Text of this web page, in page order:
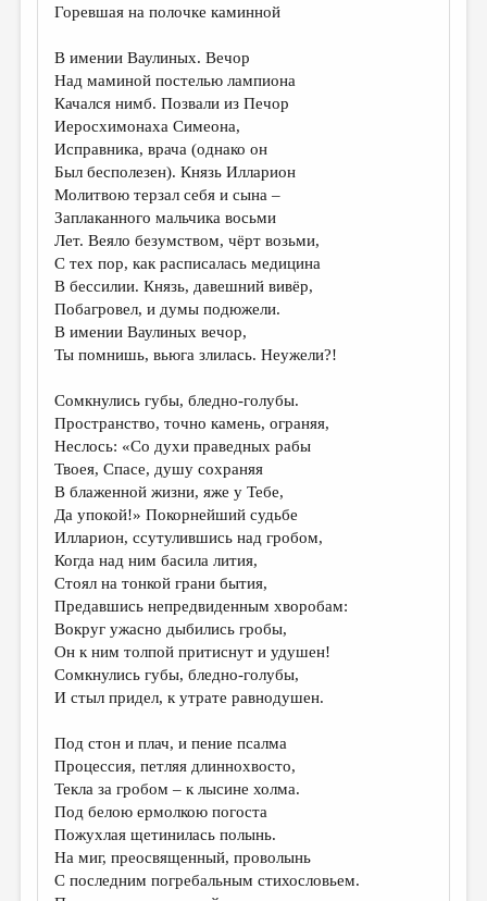
Горевшая на полочке каминной
В имении Ваулиных. Вечор
Над маминой постелью лампиона
Качался нимб. Позвали из Печор
Иеросхимонаха Симеона,
Исправника, врача (однако он
Был бесполезен). Князь Илларион
Молитвою терзал себя и сына –
Заплаканного мальчика восьми
Лет. Веяло безумством, чёрт возьми,
С тех пор, как расписалась медицина
В бессилии. Князь, давешний вивёр,
Побагровел, и думы подюжели.
В имении Ваулиных вечор,
Ты помнишь, вьюга злилась. Неужели?!
Сомкнулись губы, бледно-голубы.
Пространство, точно камень, ограняя,
Неслось: «Со духи праведных рабы
Твоея, Спасе, душу сохраняя
В блаженной жизни, яже у Тебе,
Да упокой!» Покорнейший судьбе
Илларион, ссутулившись над гробом,
Когда над ним басила лития,
Стоял на тонкой грани бытия,
Предавшись непредвиденным хворобам:
Вокруг ужасно дыбились гробы,
Он к ним толпой притиснут и удушен!
Сомкнулись губы, бледно-голубы,
И стыл придел, к утрате равнодушен.
Под стон и плач, и пение псалма
Процессия, петляя длиннохвосто,
Текла за гробом – к лысине холма.
Под белою ермолкою погоста
Пожухлая щетинилась полынь.
На миг, преосвященный, проволынь
С последним погребальным стихословьем.